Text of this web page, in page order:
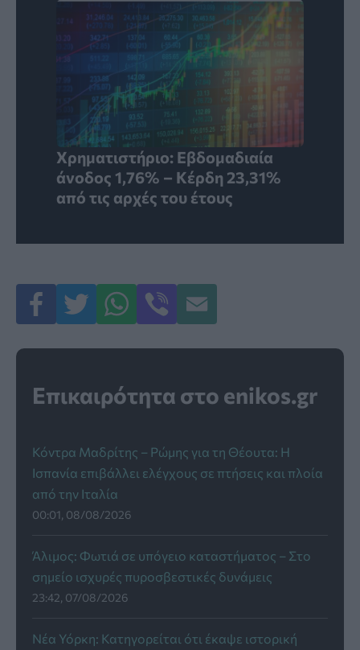
Χρηματιστήριο: Εβδομαδιαία
άνοδος 1,76% – Κέρδη 23,31%
από τις αρχές του έτους
Επικαιρότητα στο enikos.gr
Κόντρα Μαδρίτης – Ρώμης για τη Θέουτα: Η
Ισπανία επιβάλλει ελέγχους σε πτήσεις και πλοία
από την Ιταλία
00:01, 08/08/2026
Άλιμος: Φωτιά σε υπόγειο καταστήματος – Στο
σημείο ισχυρές πυροσβεστικές δυνάμεις
23:42, 07/08/2026
Νέα Υόρκη: Κατηγορείται ότι έκαψε ιστορική